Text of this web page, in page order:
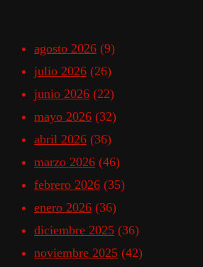
agosto 2026 (9)
julio 2026 (26)
junio 2026 (22)
mayo 2026 (32)
abril 2026 (36)
marzo 2026 (46)
febrero 2026 (35)
enero 2026 (36)
diciembre 2025 (36)
noviembre 2025 (42)